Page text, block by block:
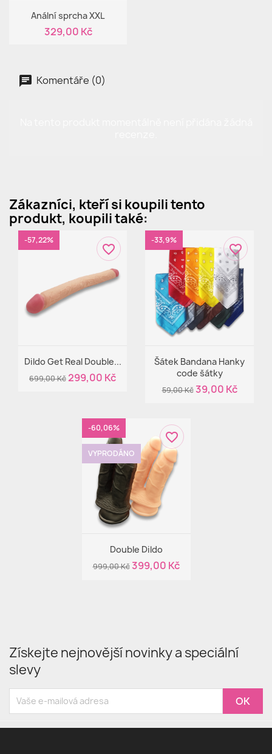
Rychlý náhled
Anální sprcha XXL
329,00 Kč
Komentáře (0)
Zákazníci, kteří si koupili tento
produkt, koupili také:
Rychlý náhled
Dildo Get Real Double...
699,00 Kč299,00 Kč
-57,22%
favorite_border
Rychlý náhled
+5
Šátek Bandana Hanky
code šátky
59,00 Kč 39,00 Kč
-33,9%
favorite_border
Rychlý náhled
Double Dildo
999,00 Kč 399,00 Kč
-60,06%
VYPRODÁNO
favorite_border
Získejte nejnovější novinky a speciální
slevy